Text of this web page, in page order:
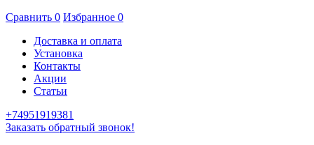
Сравнить 0 Избранное 0
Доставка и оплата
Установка
Контакты
Акции
Статьи
+74951919381
Заказать обратный звонок!